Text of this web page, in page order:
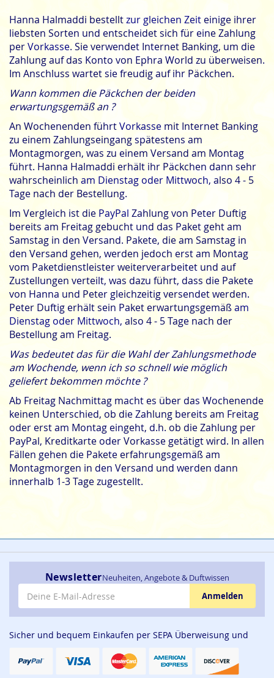
Hanna Halmaddi bestelltzur gleichen Zeit einige ihrer
liebsten Sorten und entscheidet sich für eine Zahlung
perVorkasse. Sie verwendet Internet Banking, um die
Zahlung auf das Konto von Ephra World zu überweisen.
Im Anschluss wartet sie freudig auf ihr Päckchen.
Wann kommen die Päckchen der beiden
erwartungsgemäß an ?
An Wochenenden führtVorkasse mit Internet Banking
zu einem Zahlungseingang spätestens am
Montagmorgen, was zu einem Versand am Montag
führt. Hanna Halmaddi erhält ihr Päckchen dann sehr
wahrscheinlich am Dienstag oder Mittwoch, also 4 - 5
Tage nach der Bestellung.
Im Vergleich ist die PayPal Zahlung von Peter Duftig
bereits am Freitag gebucht und das Paket geht am
Samstag in den Versand. Pakete, die am Samstag in
den Versand gehen, werden jedoch erst am Montag
vom Paketdienstleister weiterverarbeitet und auf
Zustellungen verteilt, was dazu führt, dass die Pakete
von Hanna und Peter gleichzeitig versendet werden.
Peter Duftig erhält sein Paket erwartungsgemäßam
Dienstag oder Mittwoch, also 4 - 5 Tage nach der
Bestellung am Freitag.
Was bedeutet das für die Wahl der Zahlungsmethode
am Wochende, wenn ich so schnell wie möglich
geliefert bekommen möchte ?
Ab Freitag Nachmittag macht es über das Wochenende
keinen Unterschied, ob die Zahlung bereits am Freitag
oder erst am Montag eingeht, d.h. ob die Zahlung per
PayPal, Kreditkarte oder Vorkasse getätigt wird. In allen
Fällen gehen die Pakete erfahrungsgemäß am
Montagmorgen in den Versand und werden dann
innerhalb 1-3 Tage zugestellt.
NewsletterNeuheiten, Angebote & Duftwissen
E-Mail-Adresse
Anmelden
Sicher und bequem Einkaufen per SEPA Überweisung und